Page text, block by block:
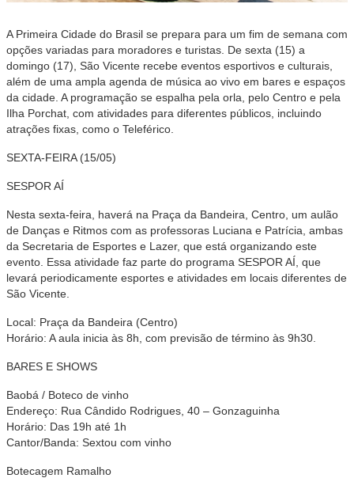
A Primeira Cidade do Brasil se prepara para um fim de semana com
opções variadas para moradores e turistas. De sexta (15) a
domingo (17), São Vicente recebe eventos esportivos e culturais,
além de uma ampla agenda de música ao vivo em bares e espaços
da cidade. A programação se espalha pela orla, pelo Centro e pela
Ilha Porchat, com atividades para diferentes públicos, incluindo
atrações fixas, como o Teleférico.
SEXTA-FEIRA (15/05)
SESPOR AÍ
Nesta sexta-feira, haverá na Praça da Bandeira, Centro, um aulão
de Danças e Ritmos com as professoras Luciana e Patrícia, ambas
da Secretaria de Esportes e Lazer, que está organizando este
evento. Essa atividade faz parte do programa SESPOR AÍ, que
levará periodicamente esportes e atividades em locais diferentes de
São Vicente.
Local: Praça da Bandeira (Centro)
Horário: A aula inicia às 8h, com previsão de término às 9h30.
BARES E SHOWS
Baobá / Boteco de vinho
Endereço: Rua Cândido Rodrigues, 40 – Gonzaguinha
Horário: Das 19h até 1h
Cantor/Banda: Sextou com vinho
Botecagem Ramalho